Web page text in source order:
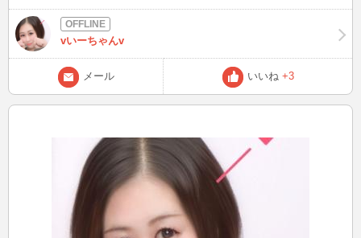
vいーちゃんv
メール いいね +3